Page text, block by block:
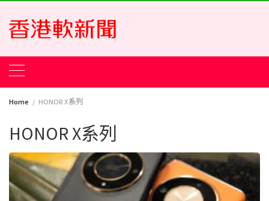
Skip
content
Home HONOR X系列
HONOR X系列